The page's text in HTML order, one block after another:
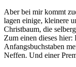
Aber bei mir kommt
lagen einige, kleinere
Christbaum, die
Zum einen dieses
Anfangsbuchstaben
Neffen. Und einer